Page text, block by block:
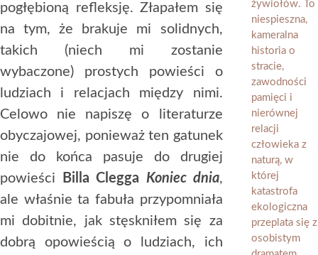
pogłębioną refleksję. Złapałem się
na tym, że brakuje mi solidnych,
takich (niech mi zostanie
wybaczone) prostych powieści o
ludziach i relacjach między nimi.
Celowo nie napiszę o literaturze
obyczajowej, ponieważ ten gatunek
nie do końca pasuje do drugiej
powieści
Billa Clegga Koniec dnia,
ale właśnie ta fabuła przypomniała
mi dobitnie, jak stęskniłem się za
dobrą opowieścią o ludziach, ich